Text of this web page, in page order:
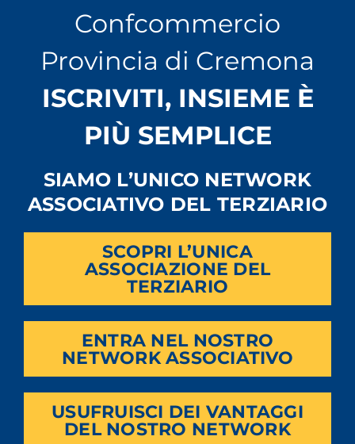
Confcommercio
Provincia di Cremona
ISCRIVITI, INSIEME È
PIÙ SEMPLICE
SIAMO L’UNICO NETWORK
ASSOCIATIVO DEL TERZIARIO
SCOPRI L’UNICA
ASSOCIAZIONE DEL
TERZIARIO
ENTRA NEL NOSTRO
NETWORK ASSOCIATIVO
USUFRUISCI DEI VANTAGGI
DEL NOSTRO NETWORK